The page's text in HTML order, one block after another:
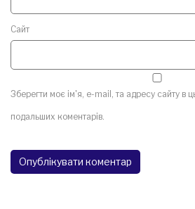
Сайт
Зберегти моє ім'я, e-mail, та адресу сайту в
подальших коментарів.